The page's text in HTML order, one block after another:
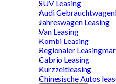
SUV Leasing
Audi
Jahreswagen Leasing
Van Leasing
Kombi Leasing
Regionaler
Cabrio Leasing
Kurzzeitleasing
Chinesische Autos